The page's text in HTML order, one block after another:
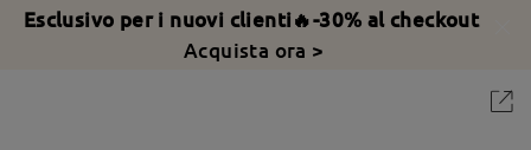
Esclusivo per i nuovi clienti🔥-30% al checkout
Acquista ora >